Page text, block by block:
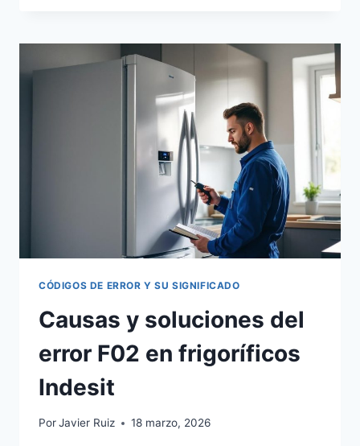
EN
HORNOS
CÓDIGOS DE ERROR Y SU SIGNIFICADO
Causas y soluciones del
error F02 en frigoríficos
Indesit
PorJavier Ruiz 18 marzo, 2026